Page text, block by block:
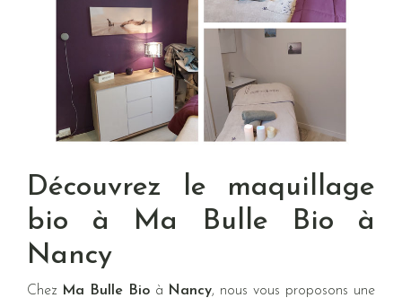
Découvrez le maquillage
bio à Ma Bulle Bio à
Nancy
Chez Ma Bulle Bioà Nancy, nous vous proposons une